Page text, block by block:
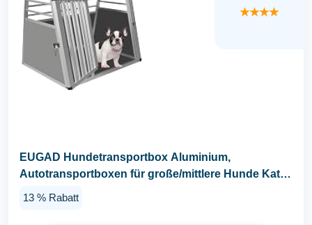
★★★★
EUGAD Hundetransportbox Aluminium,
Autotransportboxen für große/mittlere Hunde Katze
13 % Rabatt